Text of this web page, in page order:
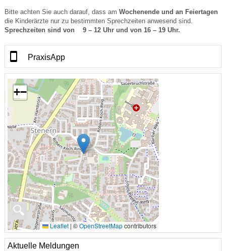
Bitte achten Sie auch darauf, dass am Wochenende und an Feiertagen
die Kinderärzte nur zu bestimmten Sprechzeiten anwesend sind.
Sprechzeiten sind von 9 – 12 Uhr und von 16 – 19 Uhr.
PraxisApp
🔍
+−
Leaflet |©OpenStreetMapcontributors
Aktuelle Meldungen